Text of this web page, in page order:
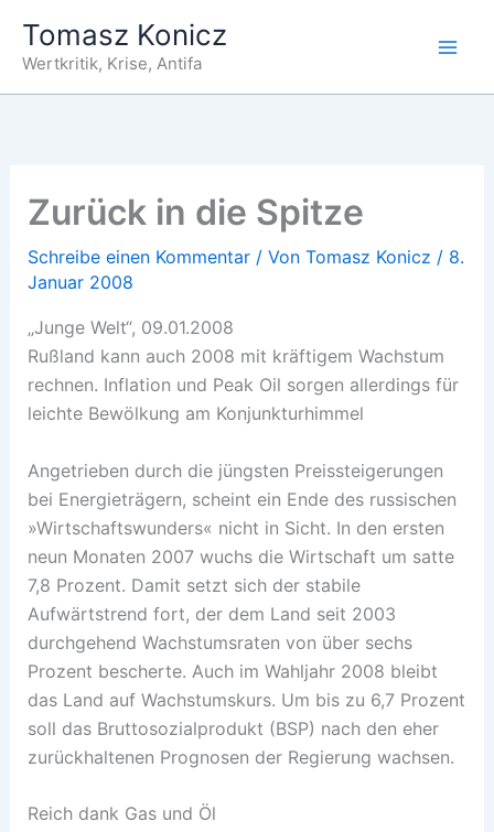
Inhalt
springen
Tomasz Konicz
Wertkritik, Krise, Antifa
Zurück in die Spitze
Schreibe einen Kommentar / Von Tomasz Konicz / 8.
Januar 2008
„Junge Welt“, 09.01.2008
Rußland kann auch 2008 mit kräftigem Wachstum
rechnen. Inflation und Peak Oil sorgen allerdings für
leichte Bewölkung am Konjunkturhimmel
Angetrieben durch die jüngsten Preissteigerungen
bei Energieträgern, scheint ein Ende des russischen
»Wirtschaftswunders« nicht in Sicht. In den ersten
neun Monaten 2007 wuchs die Wirtschaft um satte
7,8 Prozent. Damit setzt sich der stabile
Aufwärtstrend fort, der dem Land seit 2003
durchgehend Wachstumsraten von über sechs
Prozent bescherte. Auch im Wahljahr 2008 bleibt
das Land auf Wachstumskurs. Um bis zu 6,7 Prozent
soll das Bruttosozialprodukt (BSP) nach den eher
zurückhaltenen Prognosen der Regierung wachsen.
Reich dank Gas und Öl